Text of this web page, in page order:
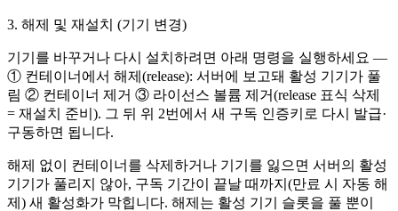
3. 해제 및 재설치 (기기 변경)
기기를 바꾸거나 다시 설치하려면 아래 명령을 실행하세요 —
① 컨테이너에서 해제(release): 서버에 보고돼 활성 기기가 풀
림 ② 컨테이너 제거 ③ 라이선스 볼륨 제거(release 표식 삭제
= 재설치 준비). 그 뒤 위 2번에서 새 구독 인증키로 다시 발급·
구동하면 됩니다.
해제 없이 컨테이너를 삭제하거나 기기를 잃으면 서버의 활성
기기가 풀리지 않아, 구독 기간이 끝날 때까지(만료 시 자동 해
제) 새 활성화가 막힙니다. 해제는 활성 기기 슬롯을 풀 뿐이